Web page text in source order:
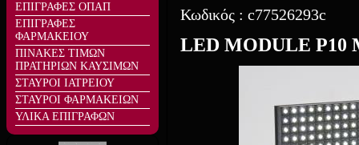
ΕΠΙΓΡΑΦΕΣ ΟΠΑΠ
ΕΠΙΓΡΑΦΕΣ
ΦΑΡΜΑΚΕΙΟΥ
ΠΙΝΑΚΕΣ ΤΙΜΩΝ
ΠΡΑΤΗΡΙΩΝ ΚΑΥΣΙΜΩΝ
ΣΤΑΥΡΟΙ ΙΑΤΡΕΙΟΥ
ΣΤΑΥΡΟΙ ΦΑΡΜΑΚΕΙΩΝ
ΥΛΙΚΑ ΕΠΙΓΡΑΦΩΝ
Κωδικός : c77526293c
LED MODULE